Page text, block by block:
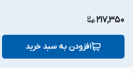
217,350
افزودن به سبد خرید